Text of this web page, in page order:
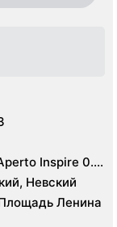
Inspire 0.4
Невский
Ленина